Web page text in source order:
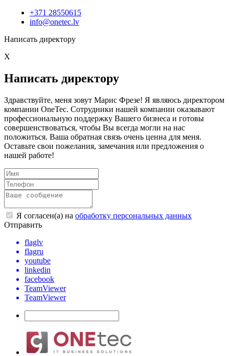
+371 28550615
info@onetec.lv
Написать директору
X
Написать директору
Здравствуйте, меня зовут Марис Фрезе! Я являюсь директором
компании OneTec. Сотрудники нашей компании оказывают
профессиональную поддержку Вашего бизнеса и готовы
совершенствоваться, чтобы Вы всегда могли на нас
положиться. Ваша обратная связь очень ценна для меня.
Оставьте свои пожелания, замечания или предложения о
нашей работе!
Я согласен(а) на обработку персональных данных
Отправить
flaglv
flagru
youtube
linkedin
facebook
TeamViewer
TeamViewer